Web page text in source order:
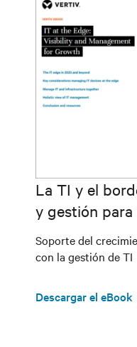
La TI y el
y gestión
Soporte del
con la gestión de TI
Descargar el eBook